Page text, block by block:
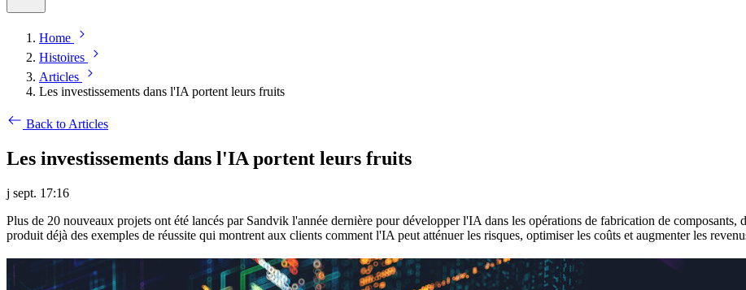
Home
Histoires
Articles
Les investissements dans l'IA portent leurs fruits
Back to Articles
Les investissements dans l'IA portent leurs fruits
j sept. 17:16
Plus de 20 nouveaux projets ont été lancés par Sandvik l'année dernière pour développer l'IA dans les opérations de fabrication de
produit déjà des exemples de réussite qui montrent aux clients comment l'IA peut atténuer les risques, optimiser les coûts et augmenter les